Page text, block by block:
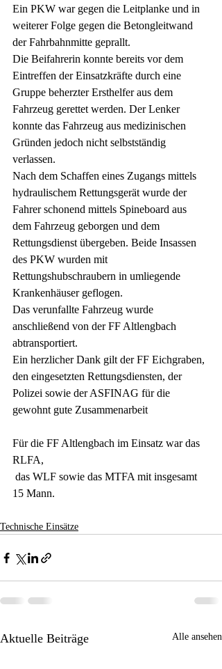
Ein PKW war gegen die Leitplanke und in
weiterer Folge gegen die Betongleitwand
der Fahrbahnmitte geprallt.
Die Beifahrerin konnte bereits vor dem
Eintreffen der Einsatzkräfte durch eine
Gruppe beherzter Ersthelfer aus dem
Fahrzeug gerettet werden. Der Lenker
konnte das Fahrzeug aus medizinischen
Gründen jedoch nicht selbstständig
verlassen.
Nach dem Schaffen eines Zugangs mittels
hydraulischem Rettungsgerät wurde der
Fahrer schonend mittels Spineboard aus
dem Fahrzeug geborgen und dem
Rettungsdienst übergeben. Beide Insassen
des PKW wurden mit
Rettungshubschraubern in umliegende
Krankenhäuser geflogen.
Das verunfallte Fahrzeug wurde
anschließend von der FF Altlengbach
abtransportiert.
Ein herzlicher Dank gilt der FF Eichgraben,
den eingesetzten Rettungsdiensten, der
Polizei sowie der ASFINAG für die
gewohnt gute Zusammenarbeit
Für die FF Altlengbach im Einsatz war das
RLFA,
15 Mann.
Technische Einsätze
Aktuelle Beiträge Alle ansehen